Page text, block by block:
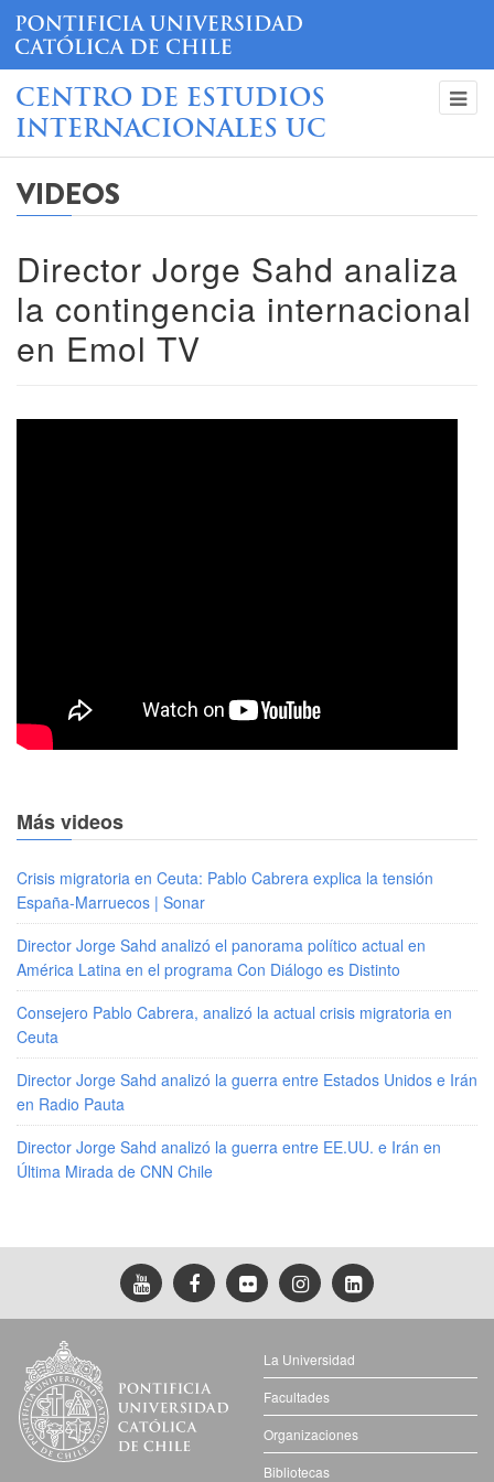
CENTRO DE ESTUDIOS
INTERNACIONALES UC
VIDEOS
Director Jorge Sahd analiza
la contingencia internacional
en Emol TV
Más videos
Crisis migratoria en Ceuta: Pablo Cabrera explica la tensión
España-Marruecos | Sonar
Director Jorge Sahd analizó el panorama político actual en
América Latina en el programa Con Diálogo es Distinto
Consejero Pablo Cabrera, analizó la actual crisis migratoria en
Ceuta
Director Jorge Sahd analizó la guerra entre Estados Unidos e Irán
en Radio Pauta
Director Jorge Sahd analizó la guerra entre EE.UU. e Irán en
Última Mirada de CNN Chile
La Universidad
Facultades
Organizaciones
Bibliotecas